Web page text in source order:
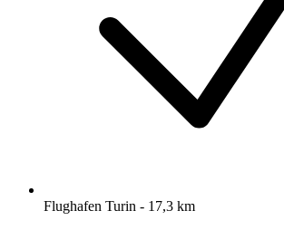
Flughafen Turin - 17,3 km